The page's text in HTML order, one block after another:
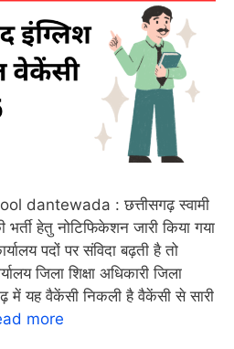
dantewada : छत्तीसगढ़ स्वामी
भर्ती हेतु नोटिफिकेशन जारी किया गया
पदों पर संविदा बढ़ती है तो
जिला शिक्षा अधिकारी जिला
में यह वैकेंसी निकली है वैकेंसी से सारी
more